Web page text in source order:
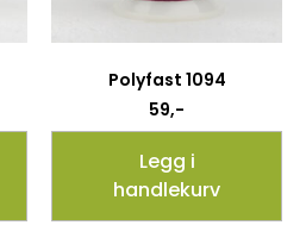
Polyfast 1094
59,-
Legg i
handlekurv